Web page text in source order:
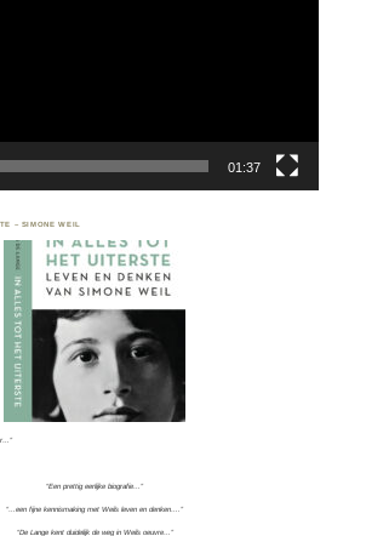
01:37
– SIMONE WEIL
“Een prettig eerlijke biografie…”
“…een fijne kennismaking met Weils leven en denken….”
“De Lange kent duidelijk de weg in Weils oeuvre…”